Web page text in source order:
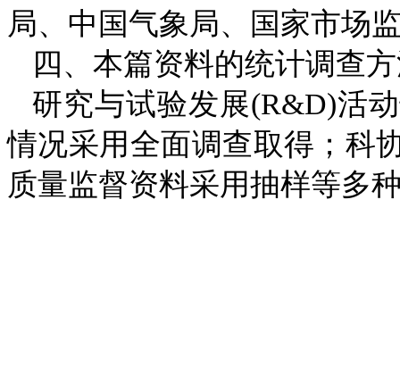
局、中国气象局、国家市场
四、本篇资料的统计调查
研究与试验发展(R&D)活
情况采用全面调查取得；科
质量监督资料采用抽样等多